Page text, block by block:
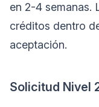
en 2-4 semanas.
créditos dentro
aceptación.
Solicitud Nivel